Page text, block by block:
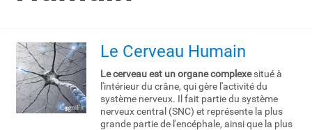
Le Cerveau Humain
Le cerveau est un organe complexesitué à
l'intérieur du crâne, qui gère l'activité du
système nerveux. Il fait partie du système
nerveux central (SNC) et représente la plus
grande partie de l'encéphale, ainsi que la plus